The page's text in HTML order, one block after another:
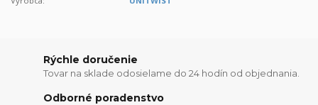
Rýchle doručenie
Tovar na sklade odosielame do 24 hodín od objednania.
Odborné poradenstvo